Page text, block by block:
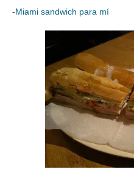
-Miami sandwich para mí